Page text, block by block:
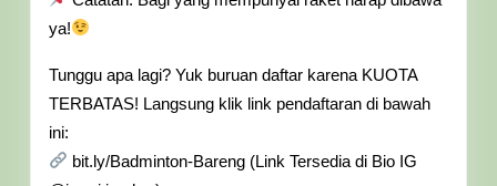
ya!
Tunggu apa lagi? Yuk buruan daftar karena KUOTA
TERBATAS! Langsung klik link pendaftaran di bawah
ini:
bit.ly/Badminton-Bareng (Link Tersedia di Bio IG